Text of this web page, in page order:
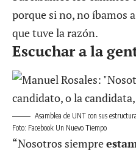
porque si no, no íbamos
que tuve la razón.
Escuchar a la
Asamblea de UNT con sus
Foto: Facebook Un Nuevo Tiempo
“Nosotros siempre